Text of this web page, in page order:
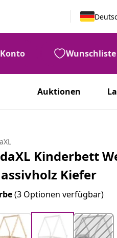
Konto Wunschliste
Auktionen
Kinderbett
Kiefer
(3 Optionen verfügbar)